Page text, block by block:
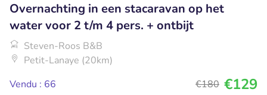
Overnachting in een stacaravan op het
water voor 2 t/m 4 pers. + ontbijt
Steven-Roos B&B
Petit-Lanaye (20km)
Vendu : 66
€180 €129